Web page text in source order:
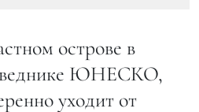
острове в
ЮНЕСКО,
уходит от